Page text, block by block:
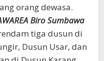
orang dewasa.
Biro Sumbawa
tiga dusun di
Dusun Usar, dan